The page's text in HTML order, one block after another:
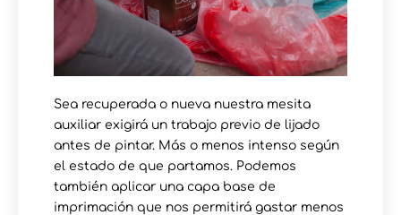
Sea recuperada o nueva nuestra mesita
auxiliar exigirá un trabajo previo de lijado
antes de pintar. Más o menos intenso según
el estado de que partamos. Podemos
también aplicar una capa base de
imprimación que nos permitirá gastar menos